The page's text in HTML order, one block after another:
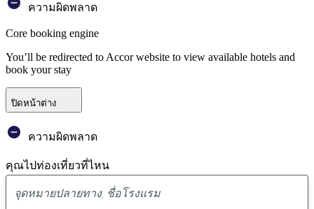
ความผิดพลาด
Core booking engine
You’ll be redirected to Accor website to view available hotels and
book your stay
ปิดหน้าต่าง
ความผิดพลาด
คุณไปท่องเที่ยวที่ไหน
พบ